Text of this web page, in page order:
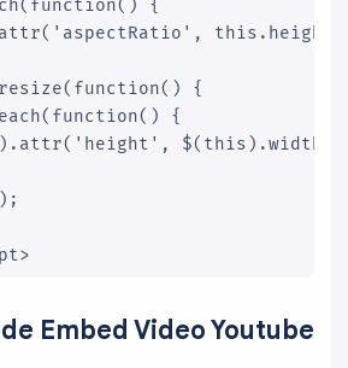
{
{
{
Embed Video Youtube